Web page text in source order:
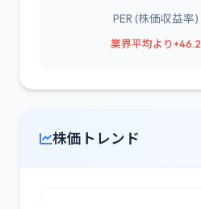
PER (株価収益率)
業界平均より+46.2
株価トレンド